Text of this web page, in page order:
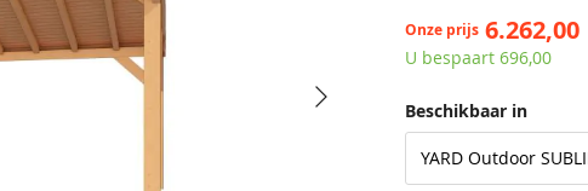
Onze prijs 6.262,00
U bespaart 696,00
Beschikbaar in